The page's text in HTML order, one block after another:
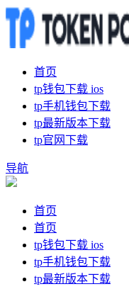
首页
tp钱包下载 ios
tp手机钱包下载
tp最新版本下载
tp官网下载
导航
首页
首页
tp钱包下载 ios
tp手机钱包下载
tp最新版本下载